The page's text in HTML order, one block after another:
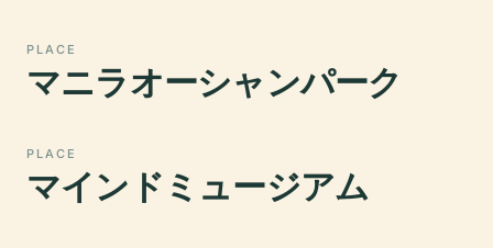
PLACE
マニラオーシャンパーク
PLACE
マインドミュージアム